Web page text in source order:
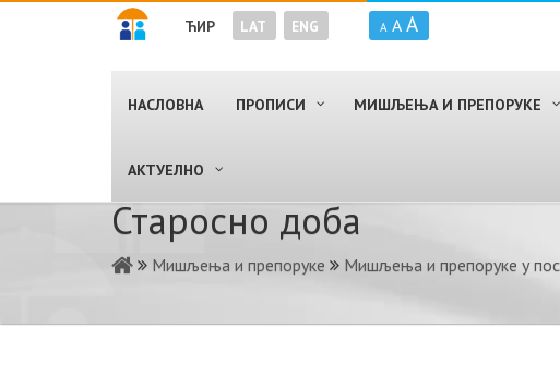
ЋИР LAT ENG A A A
НАСЛОВНА ПРОПИСИ МИШЉЕЊА И ПРЕПОРУКЕ
AКТУЕЛНО
Старосно доба
Мишљења и препоруке Мишљења и препоруке у